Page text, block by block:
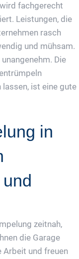
fachgerecht
Leistungen, die
rasch
und mühsam.
Die
ist eine gute
in
zeitnah,
die Garage
Arbeit und freuen